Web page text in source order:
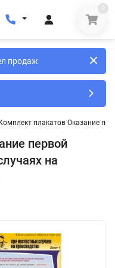
0
продаж
Комплект плакатов Оказание
первой
на